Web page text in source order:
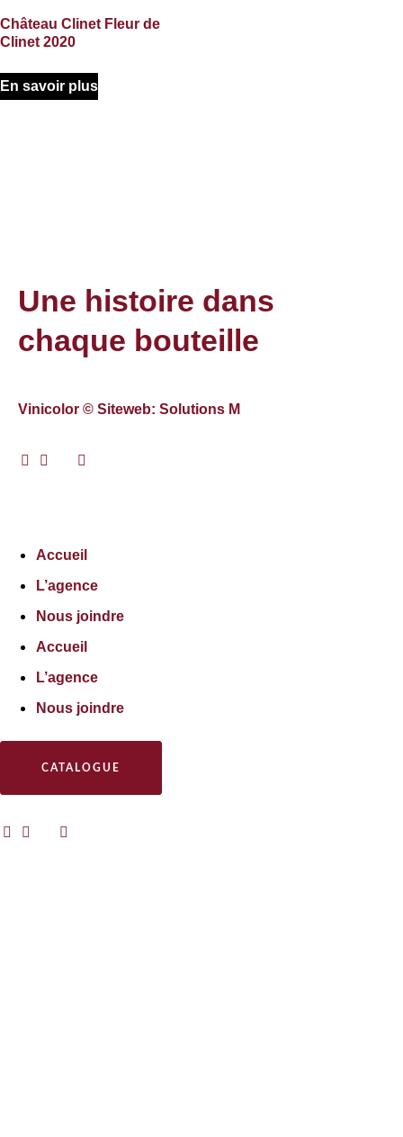
Château Clinet Fleur de
Clinet 2020
En savoir plus
Une histoire dans
chaque bouteille
Vinicolor © Siteweb: Solutions M
Accueil
L’agence
Nous joindre
Accueil
L’agence
Nous joindre
CATALOGUE